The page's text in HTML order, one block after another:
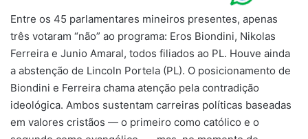
Entre os 45 parlamentares mineiros presentes, apenas
três votaram “não” ao programa: Eros Biondini, Nikolas
Ferreira e Junio Amaral, todos filiados ao PL. Houve ainda
a abstenção de Lincoln Portela (PL). O posicionamento de
Biondini e Ferreira chama atenção pela contradição
ideológica. Ambos sustentam carreiras políticas baseadas
em valores cristãos — o primeiro como católico e o